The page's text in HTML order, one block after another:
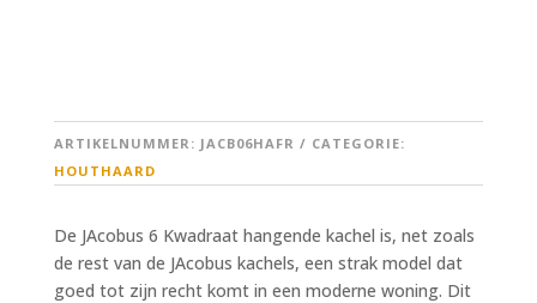
ARTIKELNUMMER: JACB06HAFR
CATEGORIE:
HOUTHAARD
De JAcobus 6 Kwadraat hangende kachel is, net zoals
de rest van de JAcobus kachels, een strak model dat
goed tot zijn recht komt in een moderne woning. Dit